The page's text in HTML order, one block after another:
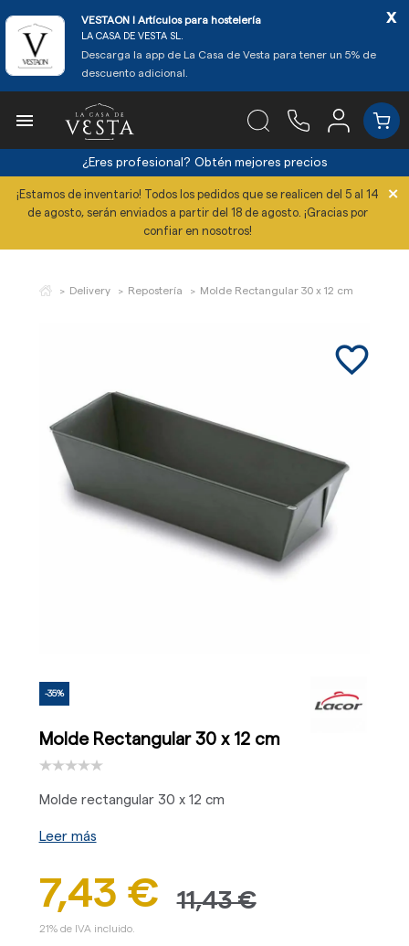
VESTAON l Artículos para hostelería
LA CASA DE VESTA SL.
Descarga la app de La Casa de Vesta para tener un 5% de
descuento adicional.
x

¿Eres profesional? Obtén mejores precios
¡Estamos de inventario! Todos los pedidos que se realicen del 5 al 14
de agosto, serán enviados a partir del 18 de agosto. ¡Gracias por
confiar en nosotros!
×
Delivery Repostería Molde Rectangular 30 x 12 cm
favorite_border
-35%
Molde Rectangular 30 x 12 cm
Molde rectangular 30 x 12 cm
Leer más
7,43 € 11,43 €
21% de IVA incluido.